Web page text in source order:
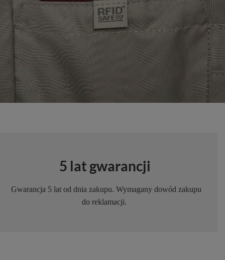
5 lat gwarancji
Gwarancja 5 lat od dnia zakupu. Wymagany dowód zakupu
do reklamacji.